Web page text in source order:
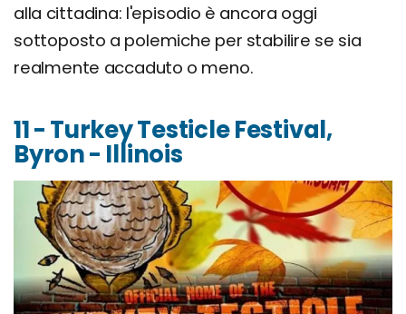
alla cittadina: l'episodio è ancora oggi
sottoposto a polemiche per stabilire se sia
realmente accaduto o meno.
11 - Turkey Testicle Festival,
Byron - Illinois